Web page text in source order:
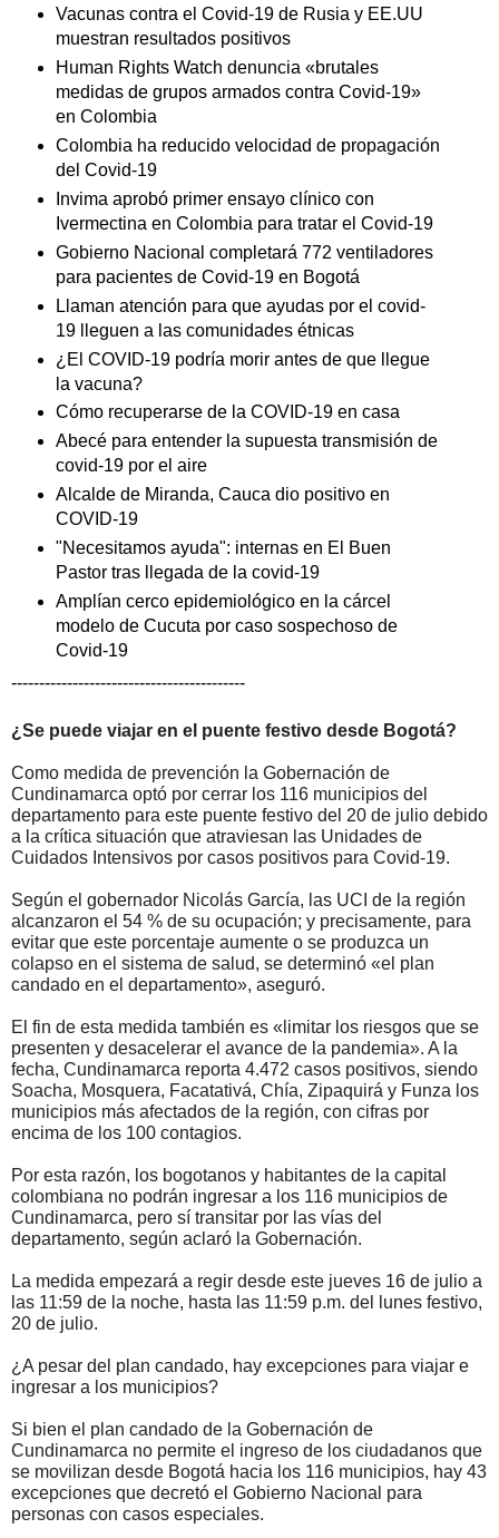
Vacunas contra el Covid-19 de Rusia y EE.UU
muestran resultados positivos
Human Rights Watch denuncia «brutales
medidas de grupos armados contra Covid-19»
en Colombia
Colombia ha reducido velocidad de propagación
del Covid-19
Invima aprobó primer ensayo clínico con
Ivermectina en Colombia para tratar el Covid-19
Gobierno Nacional completará 772 ventiladores
para pacientes de Covid-19 en Bogotá
Llaman atención para que ayudas por el covid-
19 lleguen a las comunidades étnicas
¿El COVID-19 podría morir antes de que llegue
la vacuna?
Cómo recuperarse de la COVID-19 en casa
Abecé para entender la supuesta transmisión de
covid-19 por el aire
Alcalde de Miranda, Cauca dio positivo en
COVID-19
"Necesitamos ayuda": internas en El Buen
Pastor tras llegada de la covid-19
Amplían cerco epidemiológico en la cárcel
modelo de Cucuta por caso sospechoso de
Covid-19
------------------------------------------
¿Se puede viajar en el puente festivo desde Bogotá?
Como medida de prevención la Gobernación de
Cundinamarca optó por cerrar los 116 municipios del
departamento para este puente festivo del 20 de julio debido
a la crítica situación que atraviesan las Unidades de
Cuidados Intensivos por casos positivos para Covid-19.
Según el gobernador Nicolás García, las UCI de la región
alcanzaron el 54 % de su ocupación; y precisamente, para
evitar que este porcentaje aumente o se produzca un
colapso en el sistema de salud, se determinó «el plan
candado en el departamento», aseguró.
El fin de esta medida también es «limitar los riesgos que se
presenten y desacelerar el avance de la pandemia». A la
fecha, Cundinamarca reporta 4.472 casos positivos, siendo
Soacha, Mosquera, Facatativá, Chía, Zipaquirá y Funza los
municipios más afectados de la región, con cifras por
encima de los 100 contagios.
Por esta razón, los bogotanos y habitantes de la capital
colombiana no podrán ingresar a los 116 municipios de
Cundinamarca, pero sí transitar por las vías del
departamento, según aclaró la Gobernación.
La medida empezará a regir desde este jueves 16 de julio a
las 11:59 de la noche, hasta las 11:59 p.m. del lunes festivo,
20 de julio.
¿A pesar del plan candado, hay excepciones para viajar e
ingresar a los municipios?
Si bien el plan candado de la Gobernación de
Cundinamarca no permite el ingreso de los ciudadanos que
se movilizan desde Bogotá hacia los 116 municipios, hay 43
excepciones que decretó el Gobierno Nacional para
personas con casos especiales.